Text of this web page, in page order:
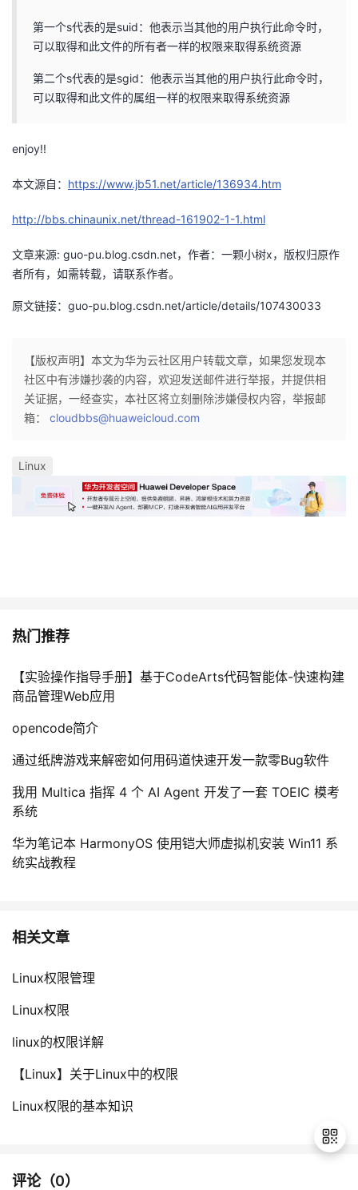
第一个s代表的是suid：他表示当其他的用户执行此命令时，
可以取得和此文件的所有者一样的权限来取得系统资源
第二个s代表的是sgid：他表示当其他的用户执行此命令时，
可以取得和此文件的属组一样的权限来取得系统资源
enjoy!!
本文源自： https://www.jb51.net/article/136934.htm
http://bbs.chinaunix.net/thread-161902-1-1.html
文章来源: guo-pu.blog.csdn.net，作者：一颗小树x，版权归原作
者所有，如需转载，请联系作者。
原文链接：guo-pu.blog.csdn.net/article/details/107430033
【版权声明】本文为华为云社区用户转载文章，如果您发现本
社区中有涉嫌抄袭的内容，欢迎发送邮件进行举报，并提供相
关证据，一经查实，本社区将立刻删除涉嫌侵权内容，举报邮
箱： cloudbbs@huaweicloud.com
Linux
热门推荐
【实验操作指导手册】基于CodeArts代码智能体-快速构建
商品管理Web应用
opencode简介
通过纸牌游戏来解密如何用码道快速开发一款零Bug软件
我用 Multica 指挥 4 个 AI Agent 开发了一套 TOEIC 模考
系统
华为笔记本 HarmonyOS 使用铠大师虚拟机安装 Win11 系
统实战教程
相关文章
Linux权限管理
Linux权限
linux的权限详解
【Linux】关于Linux中的权限
Linux权限的基本知识
评论（0）